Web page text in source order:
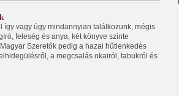
így vagy úgy mindannyian találkozunk, mégis
feleség és anya, két könyve szinte
Szeretők pedig a hazai hűtlenkedés
a megcsalás okairól, tabukról és